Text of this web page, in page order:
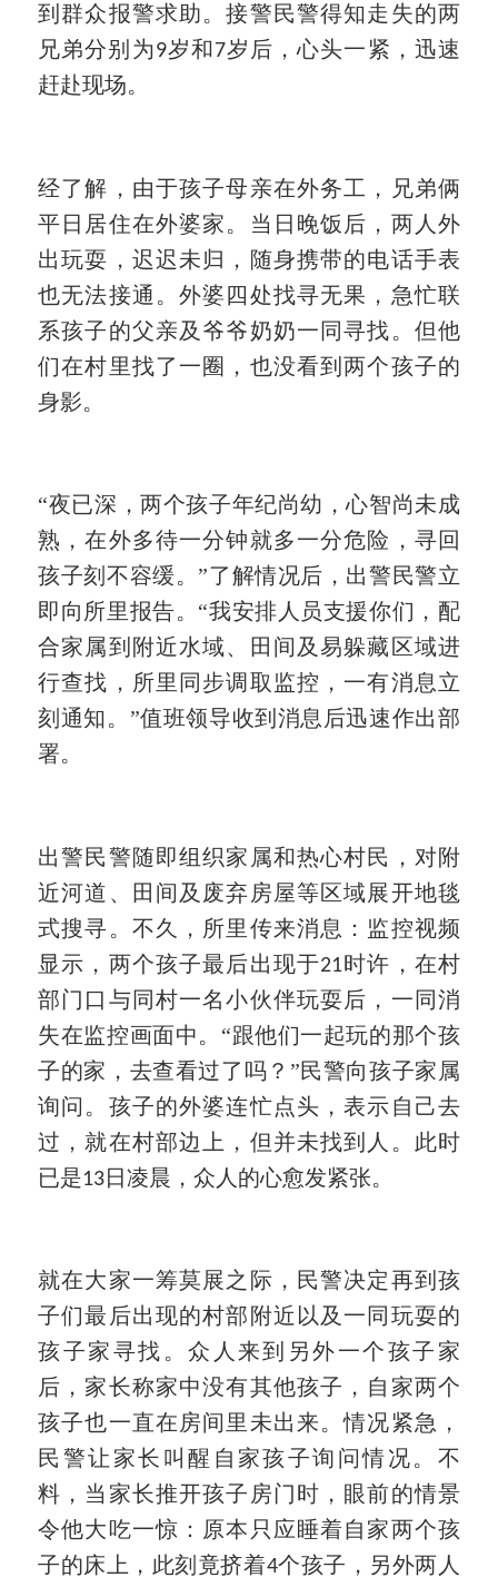
到群众报警求助。接警民警得知走失的两
兄弟分别为9岁和 7岁后，心头一紧，迅速
赶赴现场。
经了解，由于孩子母亲在外务工，兄弟俩
平日居住在外婆家。当日晚饭后，两人外
出玩耍，迟迟未归，随身携带的电话手表
也无法接通。外婆四处找寻无果，急忙联
系孩子的父亲及爷爷奶奶一同寻找。但他
们在村里找了一圈，也没看到两个孩子的
身影。
“夜已深，两个孩子年纪尚幼，心智尚未成
熟，在外多待一分钟就多一分危险，寻回
孩子刻不容缓。”了解情况后，出警民警立
即向所里报告。“我安排人员支援你们，配
合家属到附近水域、田间及易躲藏区域进
行查找，所里同步调取监控，一有消息立
刻通知。”值班领导收到消息后迅速作出部
署。
出警民警随即组织家属和热心村民，对附
近河道、田间及废弃房屋等区域展开地毯
式搜寻。不久，所里传来消息：监控视频
显示，两个孩子最后出现于21时许，在村
部门口与同村一名小伙伴玩耍后，一同消
失在监控画面中。“跟他们一起玩的那个孩
子的家，去查看过了吗？”民警向孩子家属
询问。孩子的外婆连忙点头，表示自己去
过，就在村部边上，但并未找到人。此时
已是13 日凌晨，众人的心愈发紧张。
就在大家一筹莫展之际，民警决定再到孩
子们最后出现的村部附近以及一同玩耍的
孩子家寻找。众人来到另外一个孩子家
后，家长称家中没有其他孩子，自家两个
孩子也一直在房间里未出来。情况紧急，
民警让家长叫醒自家孩子询问情况。不
料，当家长推开孩子房门时，眼前的情景
令他大吃一惊：原本只应睡着自家两个孩
子的床上，此刻竟挤着4个孩子，另外两人